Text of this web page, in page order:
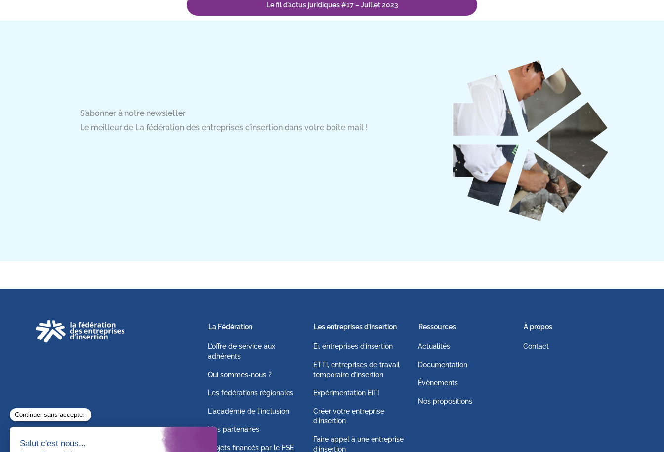
Le fil d’actus juridiques #17 – Juillet 2023
S’abonner à notre newsletter
Le meilleur de La fédération des entreprises d’insertion dans votre boîte mail !
La Fédération
L’offre de service aux
adhérents
Qui sommes-nous ?
Les fédérations régionales
L'académie de l'inclusion
Nos partenaires
Projets financés par le FSE
Les entreprises d’insertion
Ei, entreprises d’insertion
ETTi, entreprises de travail
temporaire d’insertion
Expérimentation EiTI
Créer votre entreprise
d’insertion
Faire appel à une entreprise
d’insertion
Ressources
Actualités
Documentation
Évènements
Nos propositions
À propos
Contact